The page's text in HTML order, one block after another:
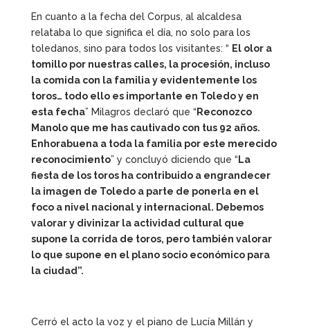
En cuanto a la fecha del Corpus, al alcaldesa
relataba lo que significa el día, no solo para los
toledanos, sino para todos los visitantes: “ El olor a
tomillo por nuestras calles, la procesión, incluso
la comida con la familia y evidentemente los
toros… todo ello es importante en Toledo y en
esta fecha” Milagros declaró que “ Reconozco
Manolo que me has cautivado con tus 92 años.
Enhorabuena a toda la familia por este merecido
reconocimiento” y concluyó diciendo que “ La
fiesta de los toros ha contribuido a engrandecer
la imagen de Toledo a parte de ponerla en el
foco a nivel nacional y internacional. Debemos
valorar y divinizar la actividad cultural que
supone la corrida de toros, pero también valorar
lo que supone en el plano socio económico para
la ciudad”.
Cerró el acto la voz y el piano de Lucía Millán y